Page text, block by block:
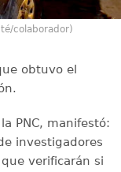
colaborador)
obtuvo el
PNC, manifestó:
investigadores
verificarán si